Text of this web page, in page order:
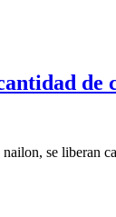
de
se liberan